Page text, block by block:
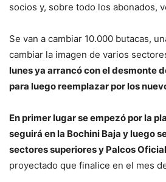
socios y, sobre todo los abonados,
Se van a cambiar 10.000 butacas,
cambiar la imagen de varios
lunes ya arrancó con el desmonte
para luego reemplazar por los
En primer lugar se empezó por la
seguirá en la Bochini Baja y luego
sectores superiores y Palcos
proyectado que finalice en el mes